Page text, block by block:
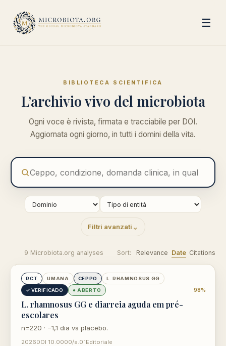
☰
BIBLIOTECA SCIENTIFICA
L’archivio vivo del microbiota
Ogni voce è rivista, firmata e tracciabile per DOI.
Aggiornata ogni giorno, in tutti i domini della vita.
Filtri avanzati
9 Microbiota.org analyses Sort: Relevance Date Citations
opens in new tab
RCT UMANA CEPPO L. RHAMNOSUS GG
✓ VERIFICADO ● ABERTO 98%
L. rhamnosus GG e diarreia aguda em pré-
escolares
n=220 · −1,1 dia vs placebo.
2026DOI 10.0000/a.01Editoriale